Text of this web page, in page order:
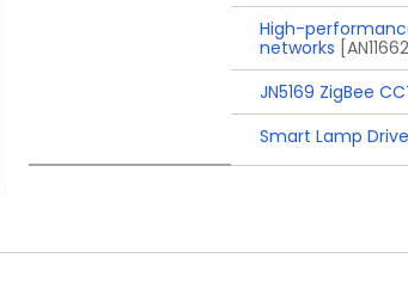
High-
networks [AN11662]
JN5169 ZigBee
Smart Lamp